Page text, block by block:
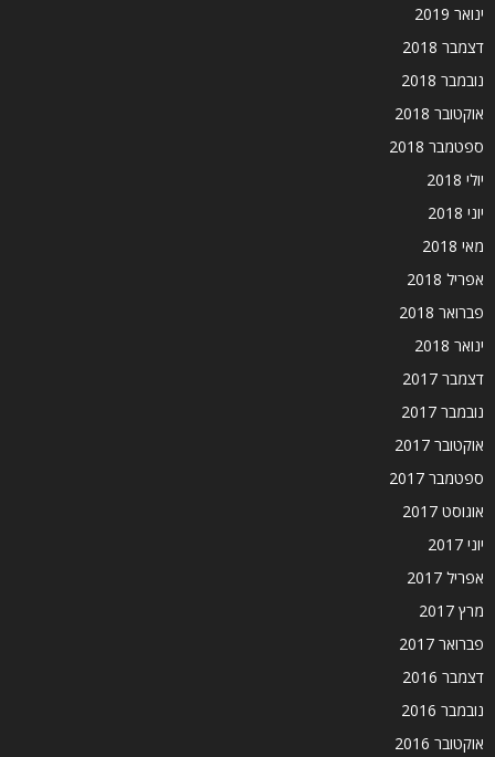
ינואר 2019
דצמבר 2018
נובמבר 2018
אוקטובר 2018
ספטמבר 2018
יולי 2018
יוני 2018
מאי 2018
אפריל 2018
פברואר 2018
ינואר 2018
דצמבר 2017
נובמבר 2017
אוקטובר 2017
ספטמבר 2017
אוגוסט 2017
יוני 2017
אפריל 2017
מרץ 2017
פברואר 2017
דצמבר 2016
נובמבר 2016
אוקטובר 2016